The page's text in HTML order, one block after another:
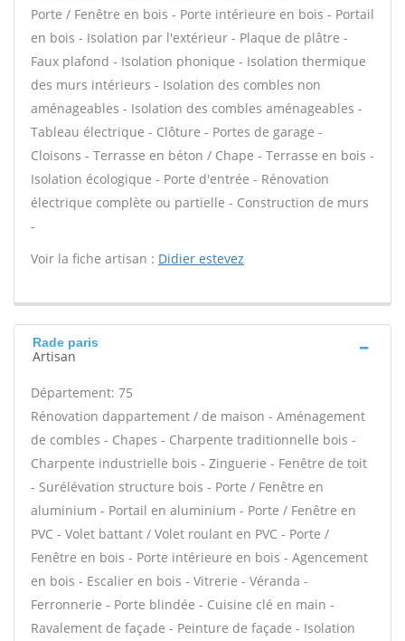
Porte / Fenêtre en bois - Porte intérieure en bois - Portail
en bois - Isolation par l'extérieur - Plaque de plâtre -
Faux plafond - Isolation phonique - Isolation thermique
des murs intérieurs - Isolation des combles non
aménageables - Isolation des combles aménageables -
Tableau électrique - Clôture - Portes de garage -
Cloisons - Terrasse en béton / Chape - Terrasse en bois -
Isolation écologique - Porte d'entrée - Rénovation
électrique complète ou partielle - Construction de murs
-
Voir la fiche artisan : Didier estevez
Rade paris
Artisan
Département: 75
Rénovation dappartement / de maison - Aménagement
de combles - Chapes - Charpente traditionnelle bois -
Charpente industrielle bois - Zinguerie - Fenêtre de toit
- Surélévation structure bois - Porte / Fenêtre en
aluminium - Portail en aluminium - Porte / Fenêtre en
PVC - Volet battant / Volet roulant en PVC - Porte /
Fenêtre en bois - Porte intérieure en bois - Agencement
en bois - Escalier en bois - Vitrerie - Véranda -
Ferronnerie - Porte blindée - Cuisine clé en main -
Ravalement de façade - Peinture de façade - Isolation